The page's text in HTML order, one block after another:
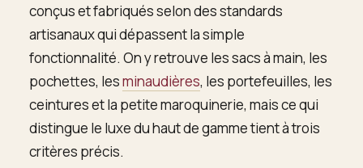
conçus et fabriqués selon des standards
artisanaux qui dépassent la simple
fonctionnalité. On y retrouve les sacs à main, les
pochettes, lesminaudières, les portefeuilles, les
ceintures et la petite maroquinerie, mais ce qui
distingue le luxe du haut de gamme tient à trois
critères précis.